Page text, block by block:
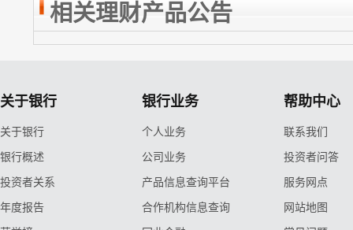
相关理财产品公告
关于银行
关于银行
银行概述
投资者关系
年度报告
银行业务
个人业务
公司业务
产品信息查询平台
合作机构信息查询
帮助中心
联系我们
投资者问答
服务网点
网站地图